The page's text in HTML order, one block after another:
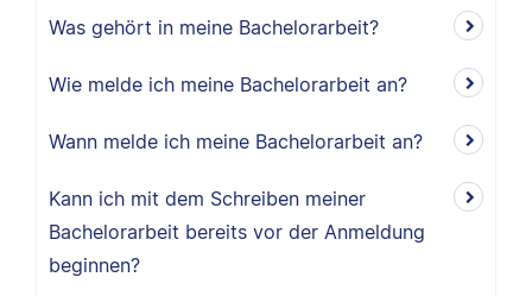
Was gehört in meine Bachelorarbeit?
Wie melde ich meine Bachelorarbeit an?
Wann melde ich meine Bachelorarbeit an?
Kann ich mit dem Schreiben meiner
Bachelorarbeit bereits vor der Anmeldung
beginnen?